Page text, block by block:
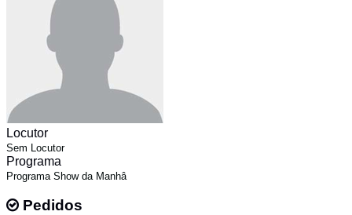
Locutor
Sem Locutor
Programa
Programa Show da Manhâ
Pedidos